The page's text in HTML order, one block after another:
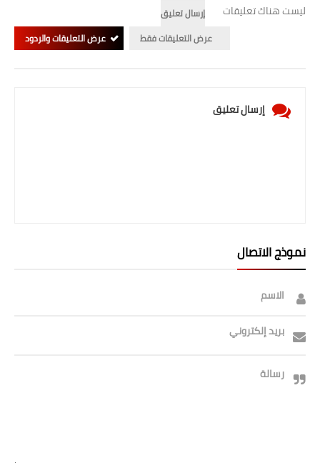
نتائج القبول المركزي
ليست هناك تعليقات
إرسال تعليق
عرض التعليقات فقط
عرض التعليقات والردود
إرسال تعليق
نموذج الاتصال
الاسم
بريد إلكتروني
رسالة